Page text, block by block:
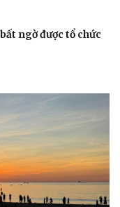
ngờ được tổ chức